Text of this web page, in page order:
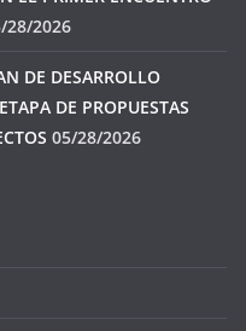
28/2026
DE DESARROLLO
DE PROPUESTAS
05/28/2026